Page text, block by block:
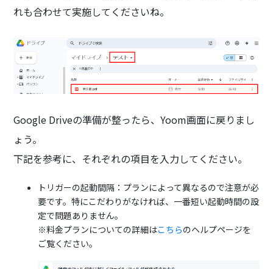
れも合わせて実施してくださいね。
Google Driveの準備が整ったら、Yoom画面に戻りまし
ょう。
下記を参考に、それぞれの項目を入力してください。
トリガーの起動間隔：プランによって異なるので注意が必
要です。特にこだわりがなければ、一番短い起動時間の設
定で問題ありません。
※料金プランについての詳細はこちらのヘルプページを
ご覧ください。